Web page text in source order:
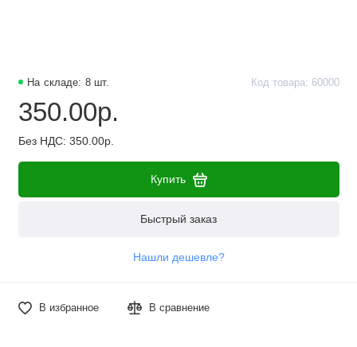
На складе: 8 шт. Код товара: 60000
350.00р.
Без НДС: 350.00р.
Купить
Быстрый заказ
Нашли дешевле?
В избранное В сравнение